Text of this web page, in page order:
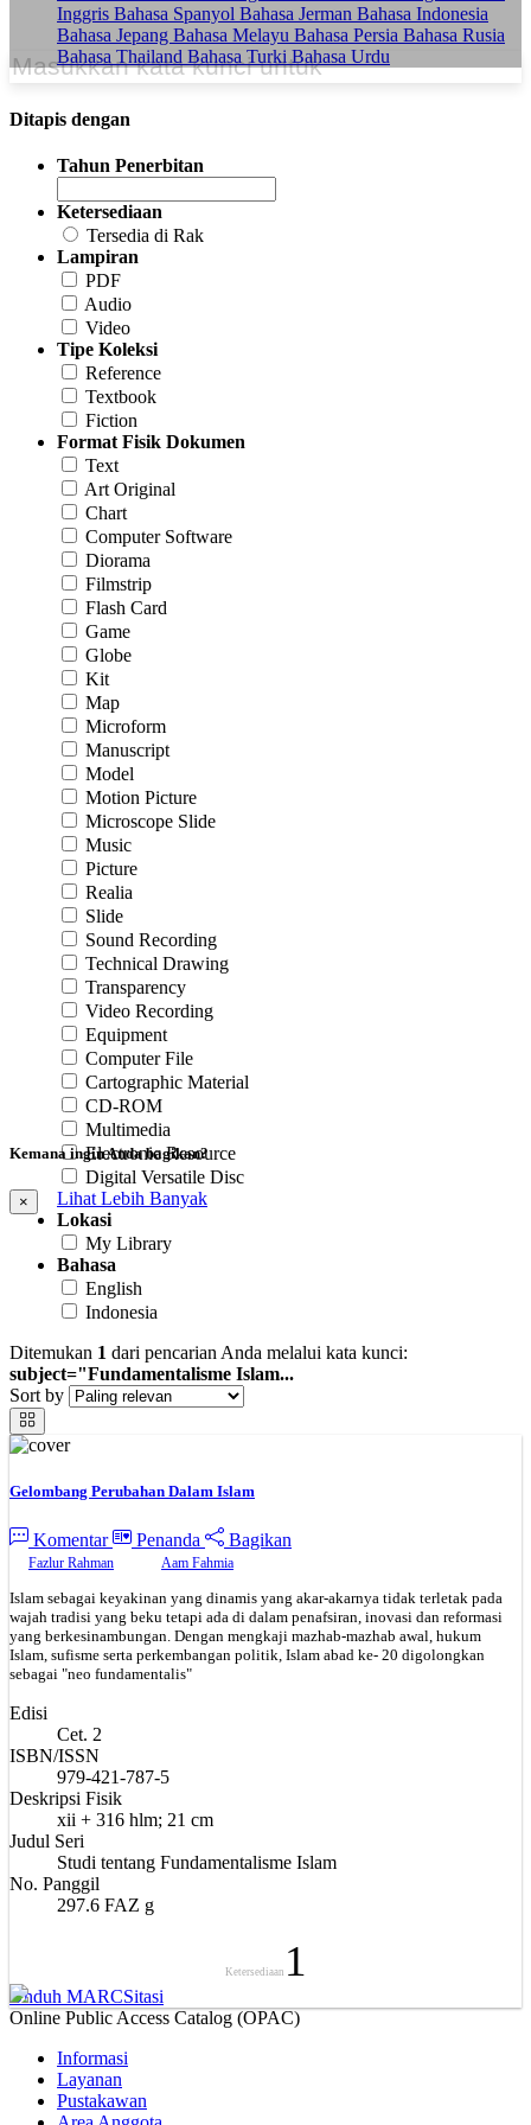
Inggris Bahasa Spanyol Bahasa Jerman Bahasa Indonesia
Bahasa Jepang Bahasa Melayu Bahasa Persia Bahasa Rusia
Bahasa Thailand Bahasa TurkiBahasa Urdu
Ditapis dengan
Tahun Penerbitan
Ketersediaan
Tersedia di Rak
Lampiran
PDF
Audio
Video
Tipe Koleksi
Reference
Textbook
Fiction
Format Fisik Dokumen
Text
Art Original
Chart
Computer Software
Diorama
Filmstrip
Flash Card
Game
Globe
Kit
Map
Microform
Manuscript
Model
Motion Picture
Microscope Slide
Music
Picture
Realia
Slide
Sound Recording
Technical Drawing
Transparency
Video Recording
Equipment
Computer File
Cartographic Material
CD-ROM
Multimedia
Electronic Resource
Digital Versatile Disc
Lihat Lebih Banyak
Lokasi
My Library
Bahasa
English
Indonesia
Ditemukan 1 dari pencarian Anda melalui kata kunci:
subject="Fundamentalisme Islam...
Sort by
Gelombang Perubahan Dalam Islam
Komentar Penanda Bagikan
Fazlur Rahman Aam Fahmia
Islam sebagai keyakinan yang dinamis yang akar-akarnya tidak terletak pada
wajah tradisi yang beku tetapi ada di dalam penafsiran, inovasi dan reformasi
yang berkesinambungan. Dengan mengkaji mazhab-mazhab awal, hukum
Islam, sufisme serta perkembangan politik, Islam abad ke- 20 digolongkan
sebagai "neo fundamentalis"
Edisi
Cet. 2
ISBN/ISSN
979-421-787-5
Deskripsi Fisik
xii + 316 hlm; 21 cm
Judul Seri
Studi tentang Fundamentalisme Islam
No. Panggil
297.6 FAZ g
Ketersediaan 1
Unduh MARCSitasi
Online Public Access Catalog (OPAC)
Informasi
Layanan
Pustakawan
Kemana ingin Anda bagikan?
×